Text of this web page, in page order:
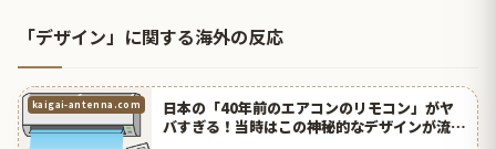
「デザイン」に関する海外の反応
kaigai-antenna.com
日本の「40年前のエアコンのリモコン」がヤ
バすぎる！当時はこの神秘的なデザインが流行